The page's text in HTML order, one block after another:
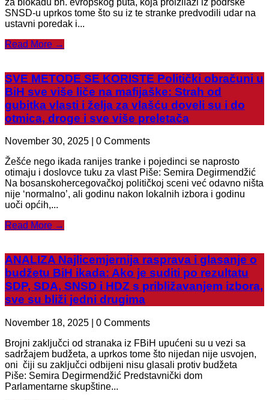
SNSD-u uprkos tome što su iz te stranke predvodili udar na
ustavni poredak i...
Read More →
SVE METODE SE KORISTE Politički obračuni u
BiH sve više liče na mafijaške: Strah od
gubitka vlasti i želja za vlašću doveli su i do
otmica, droge i sve više preletača
November 30, 2025 | 0 Comments
Žešće nego ikada ranijes tranke i pojedinci se naprosto
otimaju i doslovce tuku za vlast Piše: Semira Degirmendžić
Na bosanskohercegovačkoj političkoj sceni već odavno ništa
nije ‘normalno’, ali godinu nakon lokalnih izbora i godinu
uoči općih,...
Read More →
ANALIZA Najlicemjernija rasprava i glasanje o
budžetu BiH ikada: Ako je suditi po rezultatu
SDP, SDA, SNSD i HDZ s približavanjem izbora,
sve su bliži jedni drugima
November 18, 2025 | 0 Comments
Brojni zaključci od stranaka iz FBiH upućeni su u vezi sa
sadržajem budžeta, a uprkos tome što nijedan nije usvojen,
oni čiji su zaključci odbijeni nisu glasali protiv budžeta
Piše: Semira Degirmendžić Predstavnički dom
Parlamentarne skupštine...